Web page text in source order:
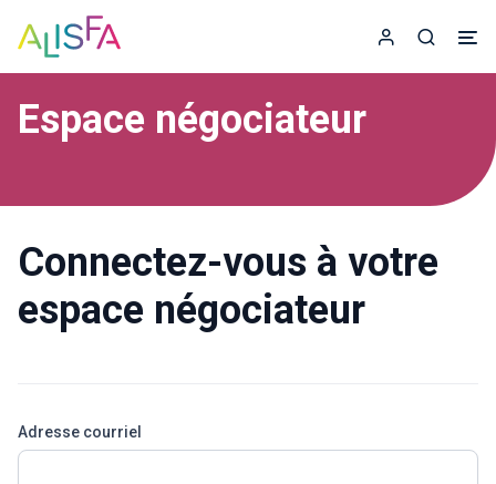
Accueil
Espace
Espace négociateur
Connectez-vous à votre
espace négociateur
Adresse courriel